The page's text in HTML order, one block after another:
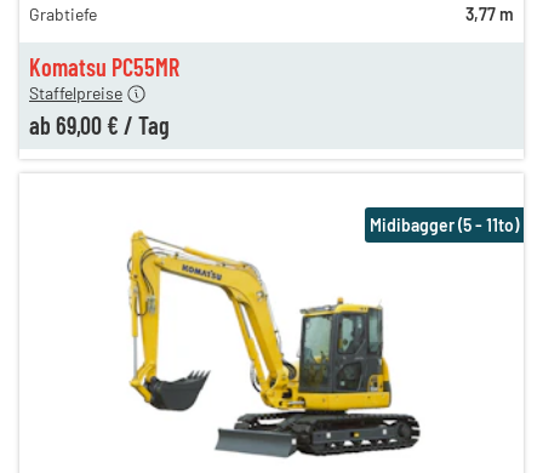
Komatsu PC55MR
134,00 €
Staffelpreise
ab 69,00 € / Tag
Grabtiefe
3,77 m
Midibagger (5 - 11to)